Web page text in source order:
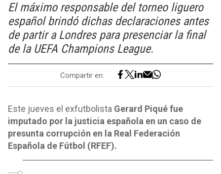
El máximo responsable del torneo liguero
español brindó dichas declaraciones antes
de partir a Londres para presenciar la final
de la UEFA Champions League.
Compartir en:
Este jueves el exfutbolista Gerard Piqué fue
imputado por la justicia española en un caso de
presunta corrupción en la Real Federación
Española de Fútbol (RFEF).